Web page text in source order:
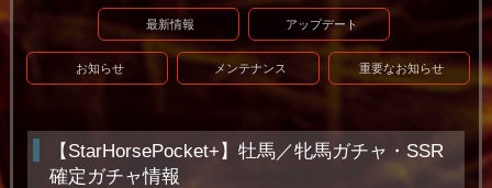
最新情報 アップデート
お知らせ メンテナンス 重要なお知らせ
【StarHorsePocket+】牡馬／牝馬ガチャ・SSR
確定ガチャ情報